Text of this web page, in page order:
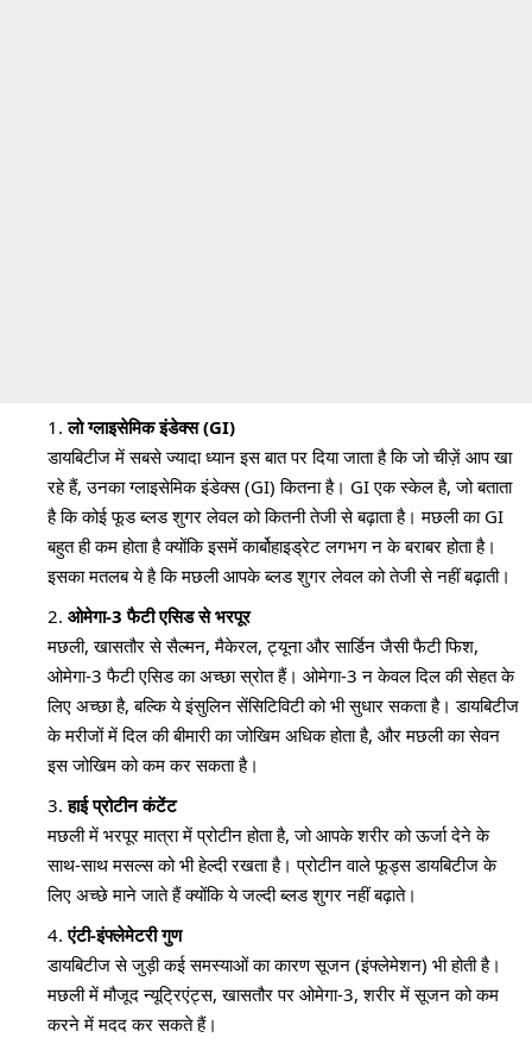
लो ग्लाइसेमिक इंडेक्स (GI)
डायबिटीज में सबसे ज्यादा ध्यान इस बात पर दिया जाता है कि जो चीज़ें आप खा
रहे हैं, उनका ग्लाइसेमिक इंडेक्स (GI) कितना है। GI एक स्केल है, जो बताता
है कि कोई फूड ब्लड शुगर लेवल को कितनी तेजी से बढ़ाता है। मछली का GI
बहुत ही कम होता है क्योंकि इसमें कार्बोहाइड्रेट लगभग न के बराबर होता है।
इसका मतलब ये है कि मछली आपके ब्लड शुगर लेवल को तेजी से नहीं बढ़ाती।
ओमेगा-3 फैटी एसिड से भरपूर
मछली, खासतौर से सैल्मन, मैकेरल, ट्यूना और सार्डिन जैसी फैटी फिश,
ओमेगा-3 फैटी एसिड का अच्छा स्रोत हैं। ओमेगा-3 न केवल दिल की सेहत के
लिए अच्छा है, बल्कि ये इंसुलिन सेंसिटिविटी को भी सुधार सकता है। डायबिटीज
के मरीजों में दिल की बीमारी का जोखिम अधिक होता है, और मछली का सेवन
इस जोखिम को कम कर सकता है।
हाई प्रोटीन कंटेंट
मछली में भरपूर मात्रा में प्रोटीन होता है, जो आपके शरीर को ऊर्जा देने के
साथ-साथ मसल्स को भी हेल्दी रखता है। प्रोटीन वाले फूड्स डायबिटीज के
लिए अच्छे माने जाते हैं क्योंकि ये जल्दी ब्लड शुगर नहीं बढ़ाते।
एंटी-इंफ्लेमेटरी गुण
डायबिटीज से जुड़ी कई समस्याओं का कारण सूजन (इंफ्लेमेशन) भी होती है।
मछली में मौजूद न्यूट्रिएंट्स, खासतौर पर ओमेगा-3, शरीर में सूजन को कम
करने में मदद कर सकते हैं।